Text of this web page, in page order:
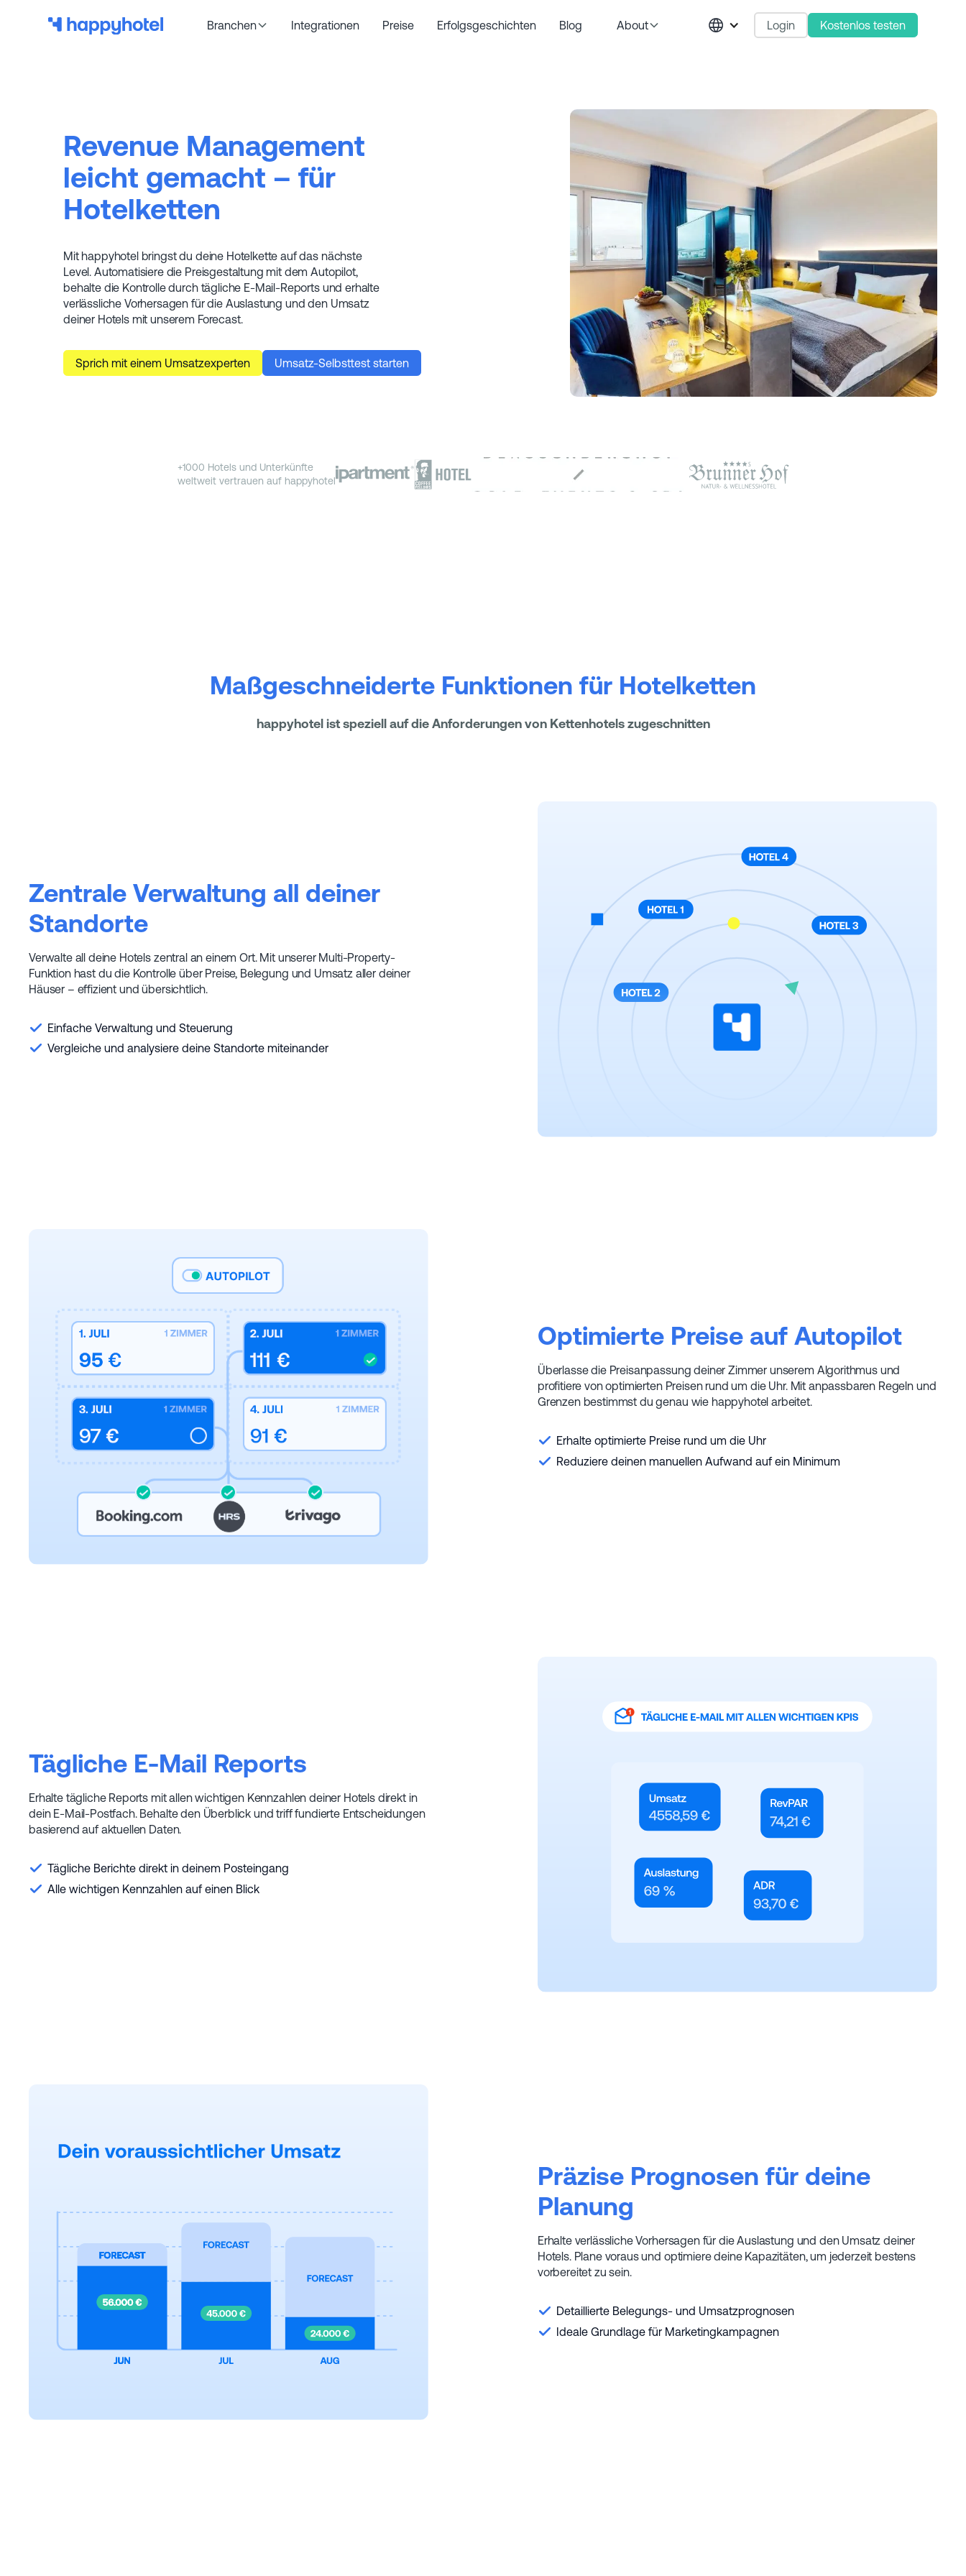
Branchen Integrationen Preise Erfolgsgeschichten Blog About Login Kostenlos testen
Revenue Management
leicht gemacht – für
Hotelketten
Mit happyhotel bringst du deine Hotelkette auf das nächste
Level. Automatisiere die Preisgestaltung mit dem Autopilot,
behalte die Kontrolle durch tägliche E-Mail-Reports und erhalte
verlässliche Vorhersagen für die Auslastung und den Umsatz
deiner Hotels mit unserem Forecast.
Sprich mit einem Umsatzexperten Umsatz-Selbsttest starten
+1000 Hotels und Unterkünfte
weltweit vertrauen auf happyhotel
Maßgeschneiderte Funktionen für Hotelketten
happyhotel ist speziell auf die Anforderungen von Kettenhotels zugeschnitten
Zentrale Verwaltung all deiner
Standorte
Verwalte all deine Hotels zentral an einem Ort. Mit unserer Multi-Property-
Funktion hast du die Kontrolle über Preise, Belegung und Umsatz aller deiner
Häuser – effizient und übersichtlich.
Einfache Verwaltung und Steuerung
Vergleiche und analysiere deine Standorte miteinander
Optimierte Preise auf Autopilot
Überlasse die Preisanpassung deiner Zimmer unserem Algorithmus und
profitiere von optimierten Preisen rund um die Uhr. Mit anpassbaren Regeln und
Grenzen bestimmst du genau wie happyhotel arbeitet.
Erhalte optimierte Preise rund um die Uhr
Reduziere deinen manuellen Aufwand auf ein Minimum
Tägliche E-Mail Reports
Erhalte tägliche Reports mit allen wichtigen Kennzahlen deiner Hotels direkt in
dein E-Mail-Postfach. Behalte den Überblick und triff fundierte Entscheidungen
basierend auf aktuellen Daten.
Tägliche Berichte direkt in deinem Posteingang
Alle wichtigen Kennzahlen auf einen Blick
Präzise Prognosen für deine
Planung
Erhalte verlässliche Vorhersagen für die Auslastung und den Umsatz deiner
Hotels. Plane voraus und optimiere deine Kapazitäten, um jederzeit bestens
vorbereitet zu sein.
Detaillierte Belegungs- und Umsatzprognosen
Ideale Grundlage für Marketingkampagnen